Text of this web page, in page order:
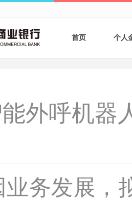
首页 个人
银
外呼机器
业务发展，